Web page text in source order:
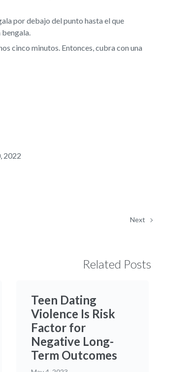
por debajo del punto hasta el que
bengala.
cinco minutos. Entonces, cubra con una
2022
Next
Related Posts
Teen Dating
Violence Is Risk
Factor for
Negative Long-
Term Outcomes